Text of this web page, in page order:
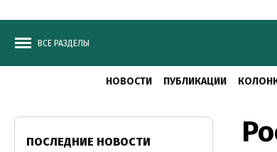
ВСЕ РАЗДЕЛЫ
НОВОСТИ ПУБЛИКАЦИИ
ПОСЛЕДНИЕ НОВОСТИ